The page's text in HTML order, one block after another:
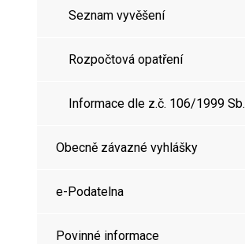
Seznam vyvěšení
Rozpočtová opatření
Informace dle z.č. 106/1999 Sb.
Obecně závazné vyhlášky
e-Podatelna
Povinné informace